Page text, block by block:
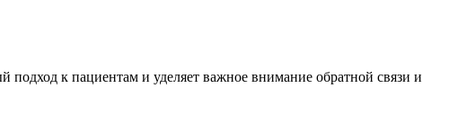
к пациентам и уделяет важное внимание обратной связи и